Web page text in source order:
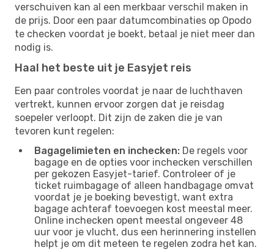
verschuiven kan al een merkbaar verschil maken in
de prijs. Door een paar datumcombinaties op Opodo
te checken voordat je boekt, betaal je niet meer dan
nodig is.
Haal het beste uit je Easyjet reis
Een paar controles voordat je naar de luchthaven
vertrekt, kunnen ervoor zorgen dat je reisdag
soepeler verloopt. Dit zijn de zaken die je van
tevoren kunt regelen:
Bagagelimieten en inchecken: De regels voor
bagage en de opties voor inchecken verschillen
per gekozen Easyjet-tarief. Controleer of je
ticket ruimbagage of alleen handbagage omvat
voordat je je boeking bevestigt, want extra
bagage achteraf toevoegen kost meestal meer.
Online inchecken opent meestal ongeveer 48
uur voor je vlucht, dus een herinnering instellen
helpt je om dit meteen te regelen zodra het kan.